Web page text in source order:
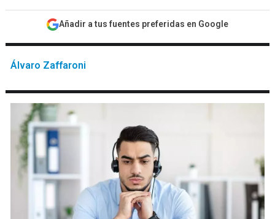
Añadir a tus fuentes preferidas en Google
Álvaro Zaffaroni